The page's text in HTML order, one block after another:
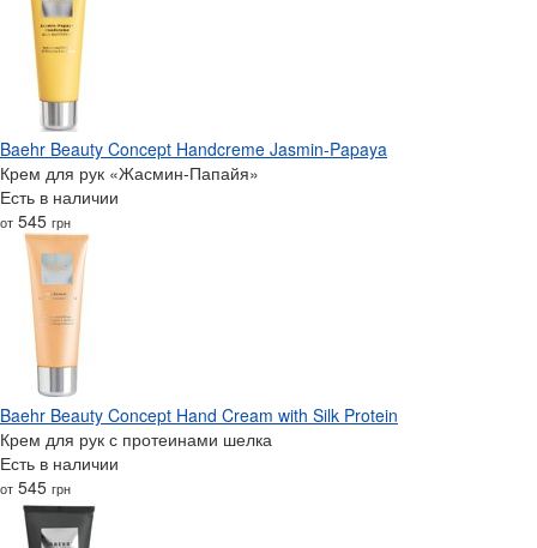
Baehr Beauty Concept Handcreme Jasmin-Papaya
Крем для рук «Жасмин-Папайя»
Есть в наличии
от 545 грн
Baehr Beauty Concept Hand Cream with Silk Protein
Крем для рук с протеинами шелка
Есть в наличии
от 545 грн